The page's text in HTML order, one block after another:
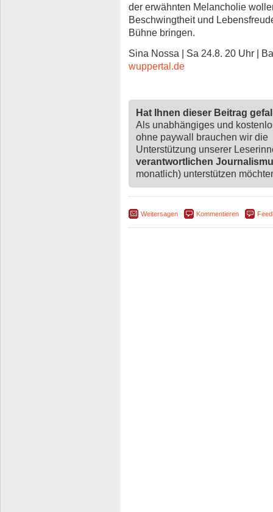
der erwähnten Melancholie
Beschwingtheit und
Bühne bringen.
Sina Nossa | Sa 24.8. 20 Uhr |
wuppertal.de
Hat Ihnen dieser Beitrag
Als unabhängiges und
ohne paywall brauchen wir die
Unterstützung unserer
verantwortlichen
monatlich) unterstützen
Weitersagen Kommentieren